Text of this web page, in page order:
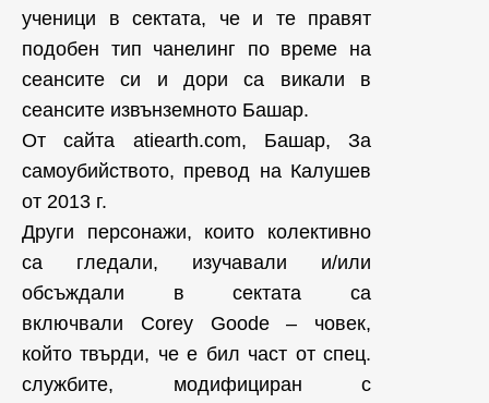
ученици в сектата, че и те правят
подобен тип чанелинг по време на
сеансите си и дори са викали в
сеансите извънземното Башар.
От сайта atiearth.com, Башар, За
самоубийството, превод на Калушев
от 2013 г.
Други персонажи, които колективно
са гледали, изучавали и/или
обсъждали в сектата са
включвали Corey Goode – човек,
който твърди, че е бил част от спец.
службите, модифициран с